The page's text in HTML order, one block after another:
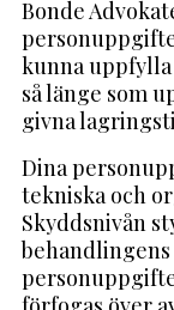
Bonde
kunna
så länge som
givna
Dina
tekniska och
Skyddsnivån